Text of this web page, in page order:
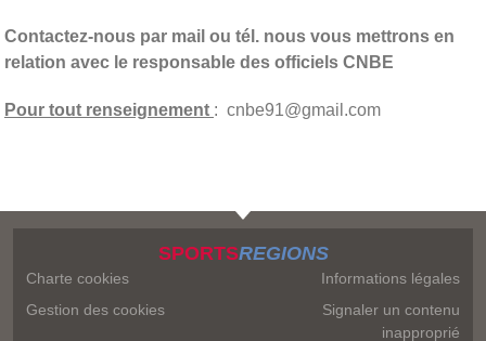
Contactez-nous par mail ou tél. nous vous mettrons en
relation avec le responsable des officiels CNBE
Pour tout renseignement : cnbe91@gmail.com
SPORTSREGIONS
Charte cookies
Gestion des cookies
Informations légales
Signaler un contenu
inapproprié